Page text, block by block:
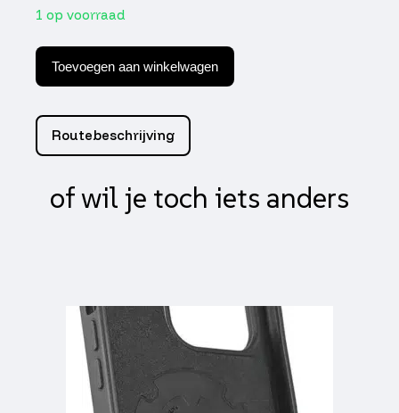
1 op voorraad
DMP
led
matrix
2
weglopend
voor
primavera,
sprint
Toevoegen aan winkelwagen
Routebeschrijving
of wil je toch iets anders